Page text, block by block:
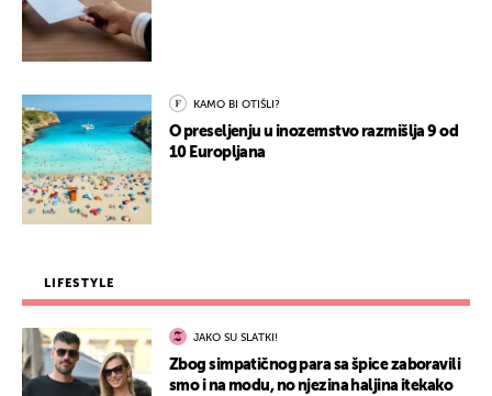
KAMO BI OTIŠLI?
O preseljenju u inozemstvo razmišlja 9 od
10 Europljana
LIFESTYLE
JAKO SU SLATKI!
Zbog simpatičnog para sa špice zaboravili
smo i na modu, no njezina haljina itekako